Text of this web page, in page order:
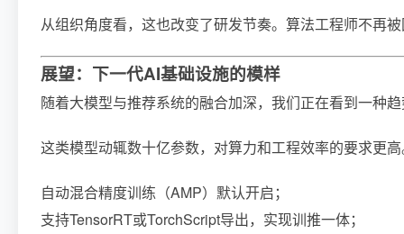
从组织角度看，这也改变了研发节奏。算法工程师不再
展望：下一代AI基础设施的模样
随着大模型与推荐系统的融合加深，我们正在看到一种
这类模型动辄数十亿参数，对算力和工程效率的要求更
自动混合精度训练（AMP）默认开启；
支持TensorRT或TorchScript导出，实现训推一体；